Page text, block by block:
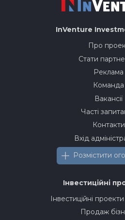
InVenture
Про
Стати
Реклама
Команда
Вакансії
Часті
Контакти
Вхід
Розмістити
Інвестиційні
Інвестиційні
Продаж